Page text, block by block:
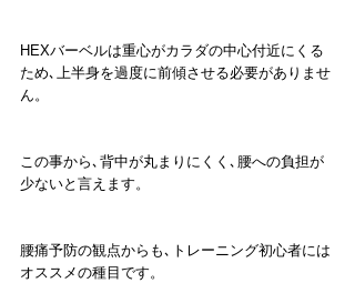
HEXバーベルは重心がカラダの中心付近にくる
ため､上半身を過度に前傾させる必要がありませ
ん。
この事から､背中が丸まりにくく､腰への負担が
少ないと言えます。
腰痛予防の観点からも､トレーニング初心者には
オススメの種目です。